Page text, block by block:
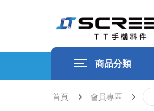
商品分類
首頁 會員專區